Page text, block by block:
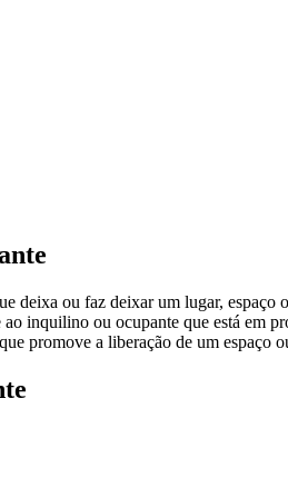
deixa ou faz deixar um lugar, espaço
inquilino ou ocupante que está em
promove a liberação de um